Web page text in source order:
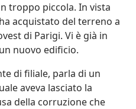
troppo piccola. In vista
acquistato del terreno a
di Parigi. Vi è già in
nuovo edificio.
di filiale, parla di un
aveva lasciato la
della corruzione che